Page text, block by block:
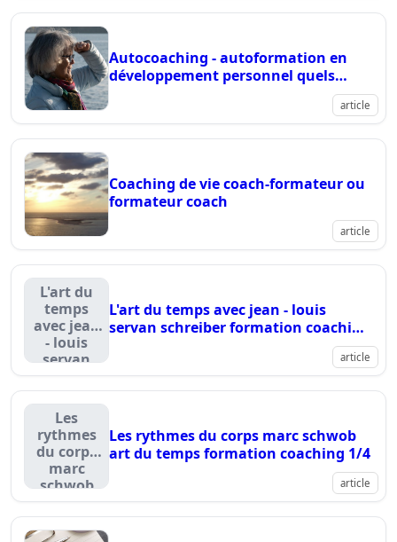
Autocoaching - autoformation en
développement personnel quels
article
Coaching de vie coach-formateur ou
formateur coach
article
L'art du
temps
avec jean
- louis
servan
schreiber
formation
coaching
4/4
L'art du temps avec jean - louis
servan schreiber formation coaching
article
Les
rythmes
du corps
marc
schwob
art du
temps
formation
Les rythmes du corps marc schwob
art du temps formation coaching 1/4
article